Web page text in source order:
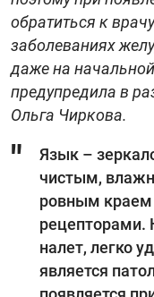
обратиться к
заболеваниях
даже на
предупредила в
Ольга Чиркова.
Язык –
чистым,
ровным
рецепторами.
налет, легко
является